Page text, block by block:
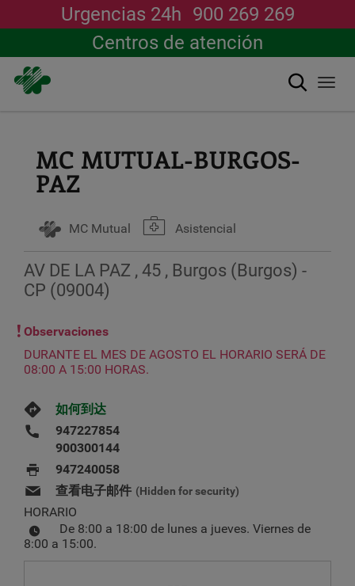
Urgencias 24h 900 269 269
Centros de atención
搜索
MC MUTUAL-BURGOS-
PAZ
MC Mutual Asistencial
AV DE LA PAZ , 45 , Burgos (Burgos) -
CP (09004)
Observaciones
DURANTE EL MES DE AGOSTO EL HORARIO SERÁ DE
08:00 A 15:00 HORAS.
如何到达
947227854
900300144
947240058
查看电子邮件 (Hidden for security)
HORARIO
De 8:00 a 18:00 de lunes a jueves. Viernes de
8:00 a 15:00.